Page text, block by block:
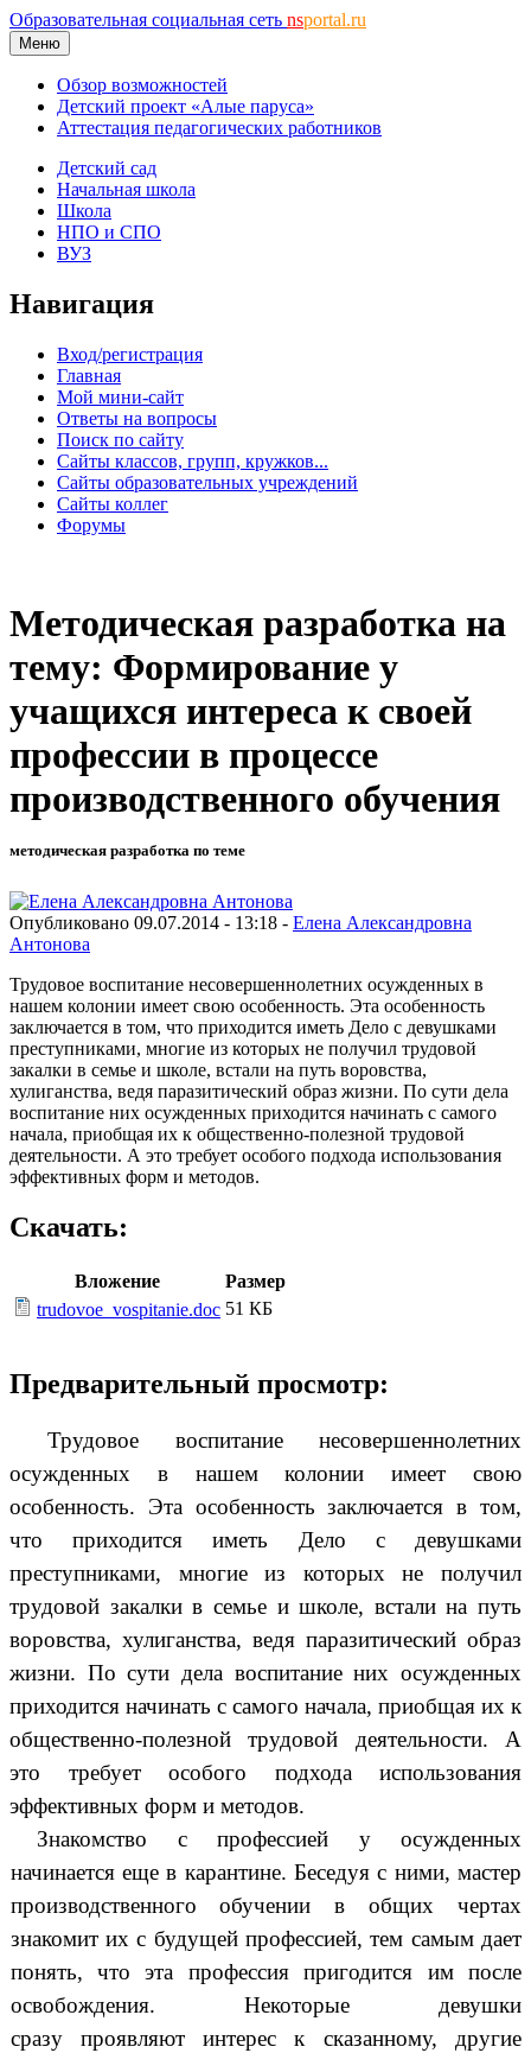
Образовательная социальная сеть nsportal.ru
Меню
Обзор возможностей
Детский проект «Алые паруса»
Аттестация педагогических работников
Детский сад
Начальная школа
Школа
НПО и СПО
ВУЗ
Навигация
Вход/регистрация
Главная
Мой мини-сайт
Ответы на вопросы
Поиск по сайту
Сайты классов, групп, кружков...
Сайты образовательных учреждений
Сайты коллег
Форумы
Методическая разработка на
тему: Формирование у
учащихся интереса к своей
профессии в процессе
производственного обучения
методическая разработка по теме
Опубликовано 09.07.2014 - 13:18 - Елена Александровна
Антонова
Трудовое воспитание несовершеннолетних осужденных в
нашем колонии имеет свою особенность. Эта особенность
заключается в том, что приходится иметь Дело с девушками
преступниками, многие из которых не получил трудовой
закалки в семье и школе, встали на путь воровства,
хулиганства, ведя паразитический образ жизни. По сути дела
воспитание них осужденных приходится начинать с самого
начала, приобщая их к общественно-полезной трудовой
деятельности. А это требует особого подхода использования
эффективных форм и методов.
Скачать:
Вложение
Размер
trudovoe_vospitanie.doc 51 КБ
Предварительный просмотр:
Трудовое воспитание несовершеннолетних
осужденных в нашем колонии имеет свою
особенность. Эта особенность заключается в том,
что приходится иметь Дело с девушками
преступниками, многие из которых не получил
трудовой закалки в семье и школе, встали на путь
воровства, хулиганства, ведя паразитический образ
жизни. По сути дела воспитание них осужденных
приходится начинать с самого начала, приобщая их к
общественно-полезной трудовой деятельности. А
это требует особого подхода использования
эффективных форм и методов.
Знакомство с профессией у осужденных
начинается еще в карантине. Беседуя с ними, мастер
производственного обучении в общих чертах
знакомит их с будущей профессией, тем самым дает
понять, что эта профессия пригодится им после
освобождения. Некоторые девушки
сразу
проявляют интерес к сказанному, другие